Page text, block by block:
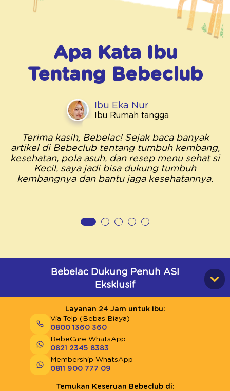
Apa Kata Ibu
Tentang Bebeclub
Ibu Eka Nur
Ibu Rumah tangga
Terima kasih, Bebelac! Sejak baca banyak
artikel di Bebeclub tentang tumbuh kembang,
kesehatan, pola asuh, dan resep menu sehat si
Kecil, saya jadi bisa dukung tumbuh
kembangnya dan bantu jaga kesehatannya.
Bebelac Dukung Penuh ASI
Eksklusif
Layanan 24 Jam untuk Ibu:
Via Telp (Bebas Biaya)
0800 1360 360
BebeCare WhatsApp
0821 2345 8383
Membership WhatsApp
0811 900 777 09
Temukan Keseruan Bebeclub di: